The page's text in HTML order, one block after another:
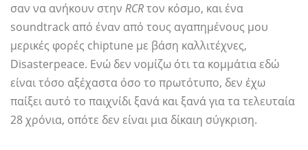
σαν να ανήκουν στην RCRτον κόσμο, και ένα
soundtrack από έναν από τους αγαπημένους μου
μερικές φορές chiptune με βάση καλλιτέχνες,
Disasterpeace. Ενώ δεν νομίζω ότι τα κομμάτια εδώ
είναι τόσο αξέχαστα όσο το πρωτότυπο, δεν έχω
παίξει αυτό το παιχνίδι ξανά και ξανά για τα τελευταία
28 χρόνια, οπότε δεν είναι μια δίκαιη σύγκριση.